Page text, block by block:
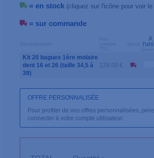
= en stock (cliquez sur l'icône pour voir
= sur commande
A
Kit 20 bagues 1ère molaire
dent 16 et 26 (taille 34,5 à
39)
128.00 €
OFFRE PERSONNALISÉE
Pour profiter de vos offres personnalisées,
connecter à votre compte utilisateur.